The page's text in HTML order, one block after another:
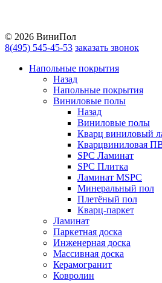
© 2026 ВиниПол
8(495) 545-45-53 заказать звонок
Напольные покрытия
Назад
Напольные покрытия
Виниловые полы
Назад
Виниловые полы
Кварц виниловый
Кварцвиниловая
SPC Ламинат
SPC Плитка
Ламинат MSPC
Минеральный пол
Плетёный пол
Кварц-паркет
Ламинат
Паркетная доска
Инженерная доска
Массивная доска
Керамогранит
Ковролин